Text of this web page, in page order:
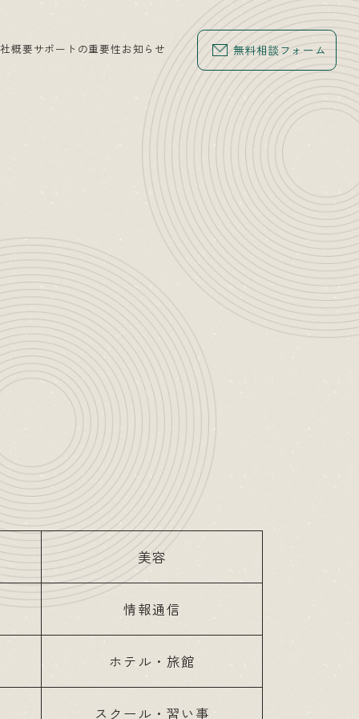
概要サポートの重要性お知らせ 無料相談フォーム
美容
情報通信
ホテル・旅館
スクール・習い事